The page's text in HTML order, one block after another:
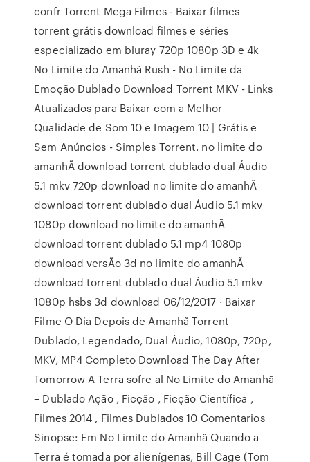
confr Torrent Mega Filmes - Baixar filmes
torrent grátis download filmes e séries
especializado em bluray 720p 1080p 3D e 4k
No Limite do Amanhã Rush - No Limite da
Emoção Dublado Download Torrent MKV - Links
Atualizados para Baixar com a Melhor
Qualidade de Som 10 e Imagem 10 | Grátis e
Sem Anúncios - Simples Torrent. no limite do
amanhÃ download torrent dublado dual Áudio
5.1 mkv 720p download no limite do amanhÃ
download torrent dublado dual Áudio 5.1 mkv
1080p download no limite do amanhÃ
download torrent dublado 5.1 mp4 1080p
download versÃo 3d no limite do amanhÃ
download torrent dublado dual Áudio 5.1 mkv
1080p hsbs 3d download 06/12/2017 · Baixar
Filme O Dia Depois de Amanhã Torrent
Dublado, Legendado, Dual Áudio, 1080p, 720p,
MKV, MP4 Completo Download The Day After
Tomorrow A Terra sofre al No Limite do Amanhã
– Dublado Ação , Ficção , Ficção Científica ,
Filmes 2014 , Filmes Dublados 10 Comentarios
Sinopse: Em No Limite do Amanhã Quando a
Terra é tomada por alienígenas, Bill Cage (Tom